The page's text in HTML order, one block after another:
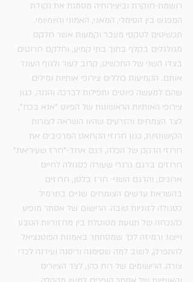
רושמת-חוקרת וביצירותיה מסמנת את נקודת
המפגש בין הסימלי, המאגי, האמוני והיומיומי.
תכשיטים לטקסי מעבר וקמעות אשר חלקם
מגולגלים בקלף בתוך בתי קמיע, וחלקם חרוטים
בצדו השני של התכשיט, קרוב לעור ולגוף העונד
אותם. הקמיעות כוללים צירופי אותיות ומילים
שהם למעשה פיוטים ותפילות לברכה והגנה, כגון
צירופי האותיות הראשונות של הפיוט "אנא בכח",
לצד הצמחים והזרעים שהיוו השראה לצורות
הקישוטיות, כגון חרוזי הקחאט המרכיבים את
חרוזי הדקק של הכלה, דגם אחד-"חרז שעיריאת"
חרוזים בדגם גרגרי שעורה כסגולה לחיים
ארוכים, והדגם השני- חרז בלסן, חרוזים
בהשראת עדשים הצומחים שניים בתרמיל
כסגולה לזוגיות טובה. הרישום של אסתר מופיע
כהנכחה של תנועת מטוטלת בין מחזוריות הטבע
וייצוג ורמיזה לכך שמסתתר באמנות הפוטנציאל
להתפרק, לשוב למה שסימנה וריסנה ועידנה לכדי
צורה. הרישומים של רות כהן, לצד הציורים